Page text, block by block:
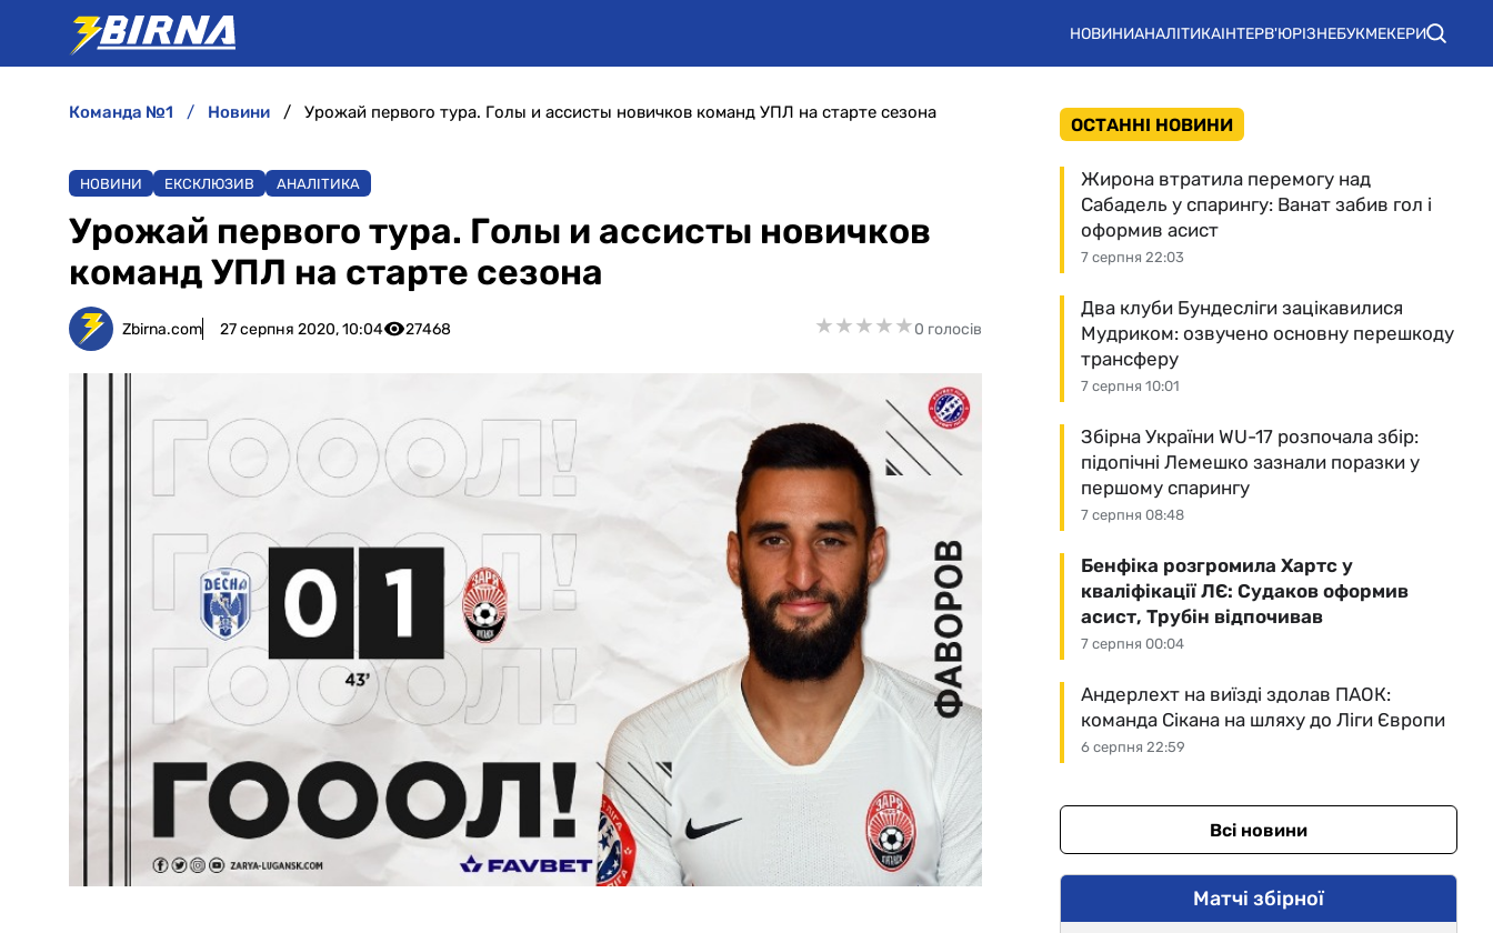
НОВИНИАНАЛІТИКАІНТЕРВ'ЮРІЗНЕБУКМЕКЕРИ
команда №1 новини Урожай первого тура. Голы и ассисты новичков команд УПЛ на старте сезона
НОВИНИ ЕКСКЛЮЗИВ АНАЛІТИКА
Урожай первого тура. Голы и ассисты новичков
команд УПЛ на старте сезона
Zbirna.com 27 серпня 2020, 10:04 27468 ★★★★★
★★★★★0 голосів
ОСТАННІ НОВИНИ
7 серпня 22:03
Жирона втратила перемогу над
Сабадель у спарингу: Ванат забив гол і
оформив асист
7 серпня 10:01
Два клуби Бундесліги зацікавилися
Мудриком: озвучено основну перешкоду
трансферу
7 серпня 08:48
Збірна України WU-17 розпочала збір:
підопічні Лемешко зазнали поразки у
першому спарингу
7 серпня 00:04
Бенфіка розгромила Хартс у
кваліфікації ЛЄ: Судаков оформив
асист, Трубін відпочивав
6 серпня 22:59
Андерлехт на виїзді здолав ПАОК:
команда Сікана на шляху до Ліги Європи
Всі новини
Матчі збірної